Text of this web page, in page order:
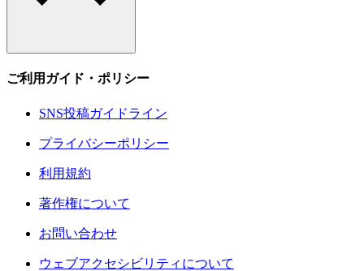
ご利用ガイド・ポリシー
SNS投稿ガイドライン
プライバシーポリシー
利用規約
著作権について
お問い合わせ
ウェブアクセシビリティについて